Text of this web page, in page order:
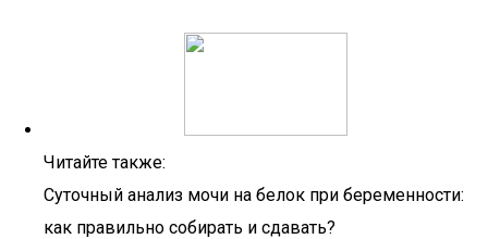
Читайте также:
Суточный анализ мочи на белок при беременности:
как правильно собирать и сдавать?